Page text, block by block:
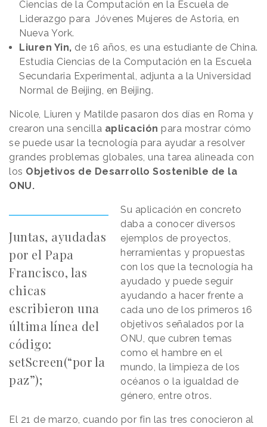
Ciencias de la Computación en la Escuela de
Liderazgo para Jóvenes Mujeres de Astoria, en
Nueva York.
Liuren Yin, de 16 años, es una estudiante de China.
Estudia Ciencias de la Computación en la Escuela
Secundaria Experimental, adjunta a la Universidad
Normal de Beijing, en Beijing.
Nicole, Liuren y Matilde pasaron dos días en Roma y
crearon una sencilla aplicación para mostrar cómo
se puede usar la tecnología para ayudar a resolver
grandes problemas globales, una tarea alineada con
los Objetivos de Desarrollo Sostenible de la
ONU.
Juntas, ayudadas
por el Papa
Francisco, las
chicas
escribieron una
última línea del
código:
setScreen(“por la
paz”);
Su aplicación en concreto
daba a conocer diversos
ejemplos de proyectos,
herramientas y propuestas
con los que la tecnología ha
ayudado y puede seguir
ayudando a hacer frente a
cada uno de los primeros 16
objetivos señalados por la
ONU, que cubren temas
como el hambre en el
mundo, la limpieza de los
océanos o la igualdad de
género, entre otros.
El 21 de marzo, cuando por fin las tres conocieron al